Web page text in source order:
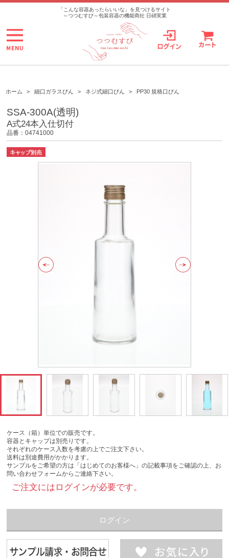
>
「こんな容器あったらいいな」を見つけるサイト
～つつむすび～包装容器の機能商社 日硝実業
ホーム > 細口ガラスびん > ネジ式細口びん > PP30 規格口びん
SSA-300A(透明)
A式24本入仕切付
品番：04741000
ケース（箱）単位での販売です。
容器とキャップは別売りです。
それぞれのケース入数を考慮の上でご注文下さい。
送料は別途費用がかかります。
サンプルをご希望の方は「はじめてのお客様へ」の記載事項をご確認の上、お
問い合わせフォームからご連絡下さい。
ご注文にはログインが必要です。
ログイン